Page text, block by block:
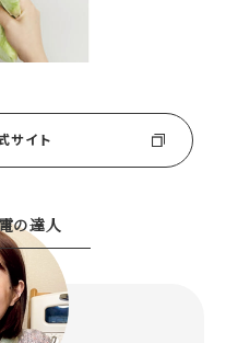
サイト
の達人